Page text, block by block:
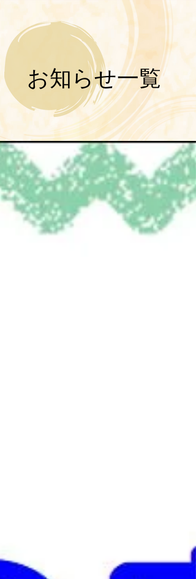
​お知らせ一覧